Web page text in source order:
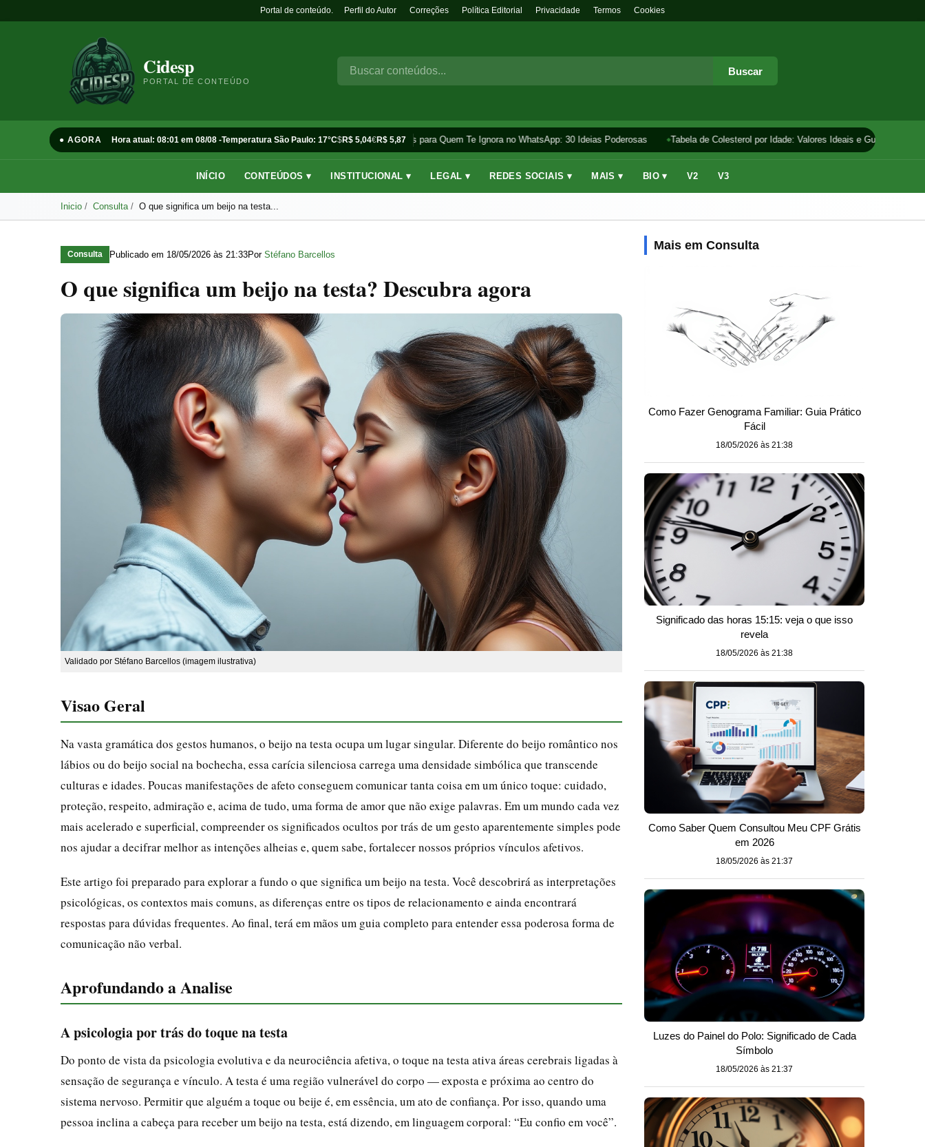
Portal de conteúdo. Perfil do Autor Correções Política Editorial Privacidade Termos Cookies
Cidesp
PORTAL DE CONTEÚDO
Buscar
● AGORA Hora atual: 08:01 em 08/08 -Temperatura São Paulo: 17°C$R$ 5,04€R$ 5,87
Frases para Quem Te Ignora no WhatsApp: 30 Ideias Poderosas Tabela de Colesterol por Idade: Valores Ideais e Guia
INÍCIO CONTEÚDOS ▾ INSTITUCIONAL ▾ LEGAL ▾ REDES SOCIAIS ▾ MAIS ▾ BIO ▾ V2 V3
Inicio Consulta O que significa um beijo na testa...
Consulta Publicado em 18/05/2026 às 21:33Por Stéfano Barcellos
O que significa um beijo na testa? Descubra agora
Validado por Stéfano Barcellos (imagem ilustrativa)
Visao Geral
Na vasta gramática dos gestos humanos, o beijo na testa ocupa um lugar singular. Diferente do beijo romântico nos
lábios ou do beijo social na bochecha, essa carícia silenciosa carrega uma densidade simbólica que transcende
culturas e idades. Poucas manifestações de afeto conseguem comunicar tanta coisa em um único toque: cuidado,
proteção, respeito, admiração e, acima de tudo, uma forma de amor que não exige palavras. Em um mundo cada vez
mais acelerado e superficial, compreender os significados ocultos por trás de um gesto aparentemente simples pode
nos ajudar a decifrar melhor as intenções alheias e, quem sabe, fortalecer nossos próprios vínculos afetivos.
Este artigo foi preparado para explorar a fundo o que significa um beijo na testa. Você descobrirá as interpretações
psicológicas, os contextos mais comuns, as diferenças entre os tipos de relacionamento e ainda encontrará
respostas para dúvidas frequentes. Ao final, terá em mãos um guia completo para entender essa poderosa forma de
comunicação não verbal.
Aprofundando a Analise
A psicologia por trás do toque na testa
Do ponto de vista da psicologia evolutiva e da neurociência afetiva, o toque na testa ativa áreas cerebrais ligadas à
sensação de segurança e vínculo. A testa é uma região vulnerável do corpo — exposta e próxima ao centro do
sistema nervoso. Permitir que alguém a toque ou beije é, em essência, um ato de confiança. Por isso, quando uma
pessoa inclina a cabeça para receber um beijo na testa, está dizendo, em linguagem corporal: “Eu confio em você”.
Mais em Consulta
Como Fazer Genograma Familiar: Guia Prático
Fácil
18/05/2026 às 21:38
Significado das horas 15:15: veja o que isso
revela
18/05/2026 às 21:38
Como Saber Quem Consultou Meu CPF Grátis
em 2026
18/05/2026 às 21:37
Luzes do Painel do Polo: Significado de Cada
Símbolo
18/05/2026 às 21:37